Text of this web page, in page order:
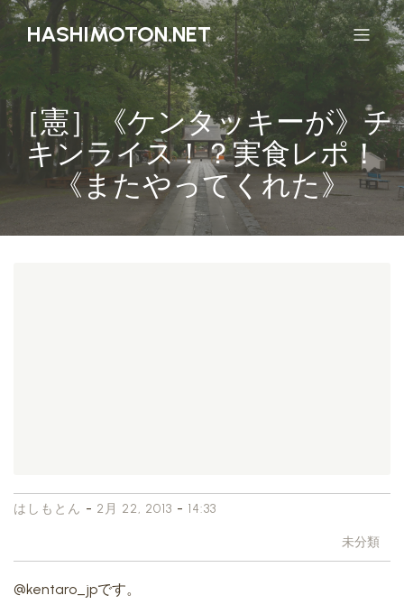
HASHIMOTON.NET
［憲］《ケンタッキーが》チ
キンライス！？実食レポ！
《またやってくれた》
はしもとん - 2月 22, 2013 - 14:33
未分類
@kentaro_jpです。